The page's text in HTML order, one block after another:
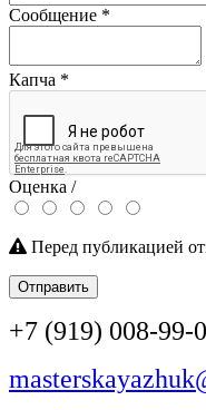
Сообщение *
Капча *
Оценка /
Перед публикацией
Отправить
+7 (919) 008-99-